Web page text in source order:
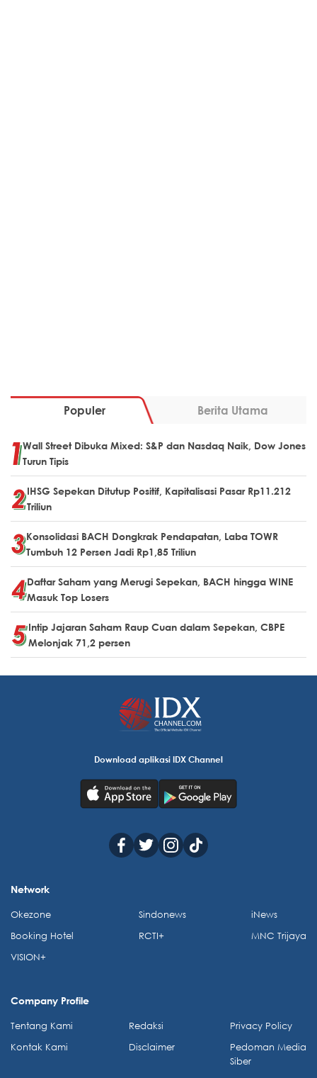
Populer Berita Utama
Wall Street Dibuka Mixed: S&P dan Nasdaq Naik, Dow Jones
Turun Tipis
IHSG Sepekan Ditutup Positif, Kapitalisasi Pasar Rp11.212
Triliun
Konsolidasi BACH Dongkrak Pendapatan, Laba TOWR
Tumbuh 12 Persen Jadi Rp1,85 Triliun
Daftar Saham yang Merugi Sepekan, BACH hingga WINE
Masuk Top Losers
Intip Jajaran Saham Raup Cuan dalam Sepekan, CBPE
Melonjak 71,2 persen
Download aplikasi IDX Channel
Network
Okezone
Booking Hotel
VISION+
Sindonews
RCTI+
iNews
MNC Trijaya
Company Profile
Tentang Kami
Kontak Kami
Redaksi
Disclaimer
Privacy Policy
Pedoman Media
Siber